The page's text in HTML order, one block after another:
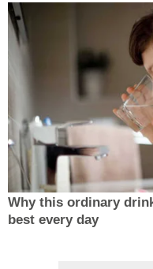
Why this ordinary
best every day